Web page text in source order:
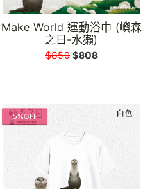
Make World 運動浴巾 (嶼森
之日-水獺)
$850$808
5%OFF